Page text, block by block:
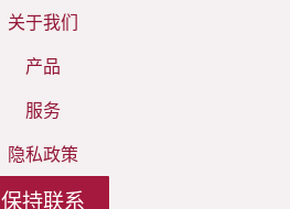
关于我们
产品
服务
‎隐私政策‎
保持联系